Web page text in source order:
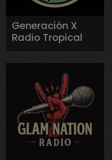
Generación X
Radio Tropical